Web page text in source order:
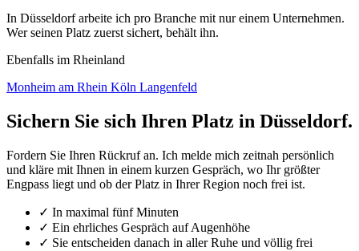
In Düsseldorf arbeite ich pro Branche mit nur einem Unternehmen.
Wer seinen Platz zuerst sichert, behält ihn.
Ebenfalls im Rheinland
Monheim am Rhein Köln Langenfeld
Sichern Sie sich Ihren Platz in Düsseldorf.
Fordern Sie Ihren Rückruf an. Ich melde mich zeitnah persönlich
und kläre mit Ihnen in einem kurzen Gespräch, wo Ihr größter
Engpass liegt und ob der Platz in Ihrer Region noch frei ist.
✓ In maximal fünf Minuten
✓ Ein ehrliches Gespräch auf Augenhöhe
✓ Sie entscheiden danach in aller Ruhe und völlig frei